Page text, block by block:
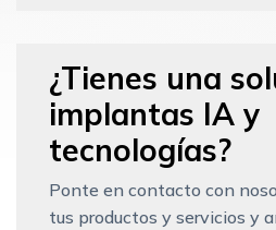
¿Tienes una
implantas IA y
tecnologías?
Ponte en contacto con
tus productos y servicios y